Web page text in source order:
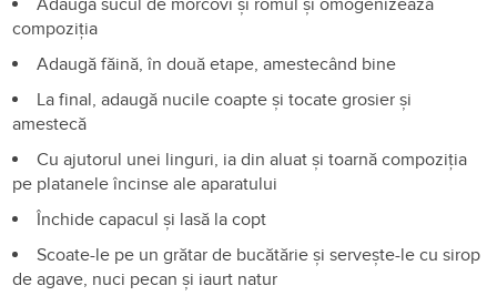
compoziția
Adaugă făină, în două etape, amestecând bine
La final, adaugă nucile coapte și tocate grosier și
amestecă
Cu ajutorul unei linguri, ia din aluat și toarnă compoziția
pe platanele încinse ale aparatului
Închide capacul și lasă la copt
Scoate-le pe un grătar de bucătărie și servește-le cu sirop
de agave, nuci pecan și iaurt natur